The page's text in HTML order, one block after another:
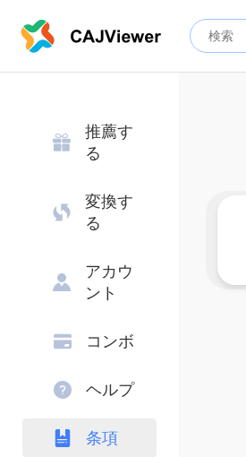
推薦す
る
変換す
る
アカウ
ント
コンボ
ヘルプ
条項